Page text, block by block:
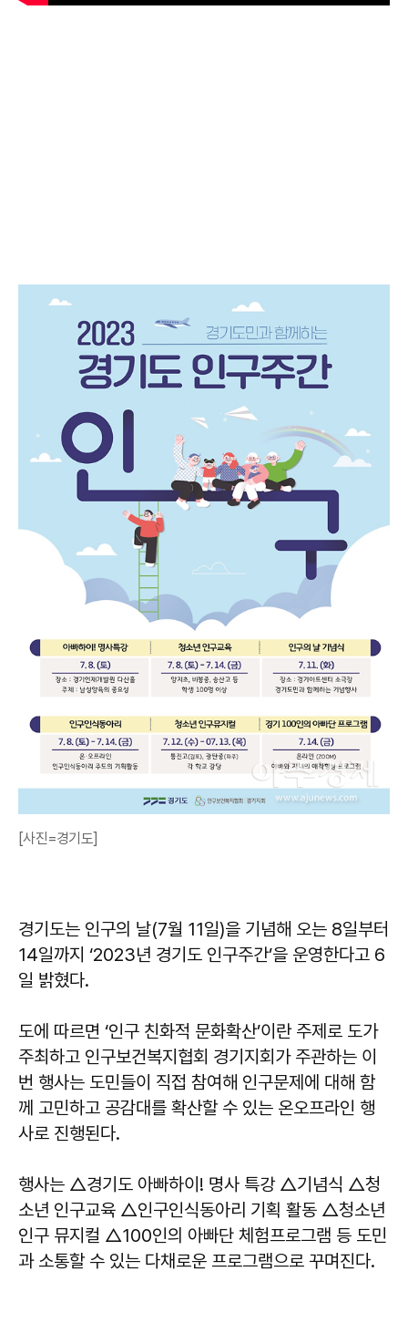
[사진=경기도]
경기도는 인구의 날(7월 11일)을 기념해 오는 8일부터
14일까지 ‘2023년 경기도 인구주간’을 운영한다고 6
일 밝혔다.
도에 따르면 ‘인구 친화적 문화확산’이란 주제로 도가
주최하고 인구보건복지협회 경기지회가 주관하는 이
번 행사는 도민들이 직접 참여해 인구문제에 대해 함
께 고민하고 공감대를 확산할 수 있는 온오프라인 행
사로 진행된다.
행사는 △경기도 아빠하이! 명사 특강 △기념식 △청
소년 인구교육 △인구인식동아리 기획 활동 △청소년
인구 뮤지컬 △100인의 아빠단 체험프로그램 등 도민
과 소통할 수 있는 다채로운 프로그램으로 꾸며진다.